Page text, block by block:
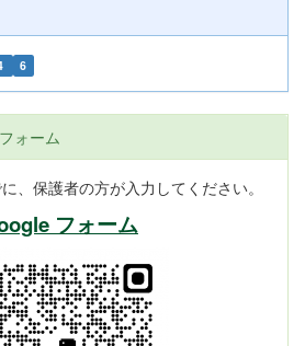
6
ォーム
、保護者の方が入力してください。
フォーム